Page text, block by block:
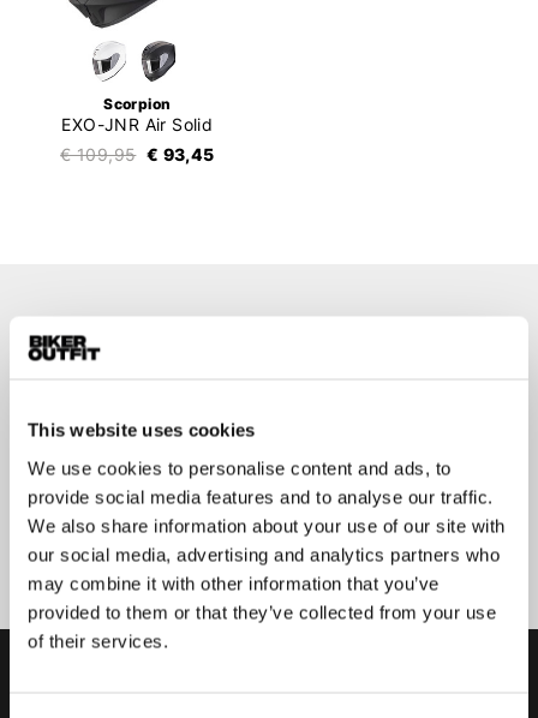
This website uses cookies
We use cookies to personalise content and ads, to
provide social media features and to analyse our traffic.
We also share information about your use of our site with
our social media, advertising and analytics partners who
may combine it with other information that you’ve
provided to them or that they’ve collected from your use
of their services.
Scorpion
EXO-JNR Air Solid
€ 109,95 € 93,45
Geen zorgen, wij zullen je niet spammen
Aanmelden